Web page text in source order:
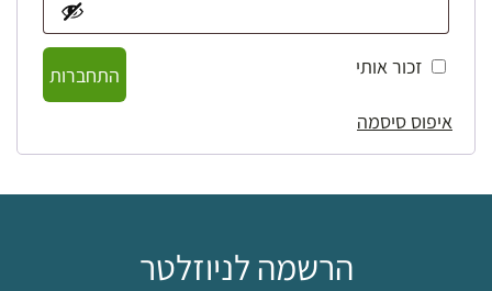
זכור אותי
התחברות
איפוס סיסמה
הרשמה לניוזלטר